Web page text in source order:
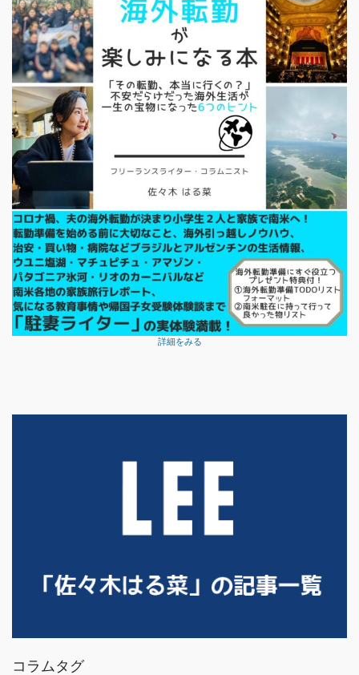
詳細をみる
コラムタグ